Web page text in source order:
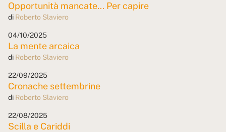
Opportunità mancate... Per capire
di Roberto Slaviero
04/10/2025
La mente arcaica
di Roberto Slaviero
22/09/2025
Cronache settembrine
di Roberto Slaviero
22/08/2025
Scilla e Cariddi